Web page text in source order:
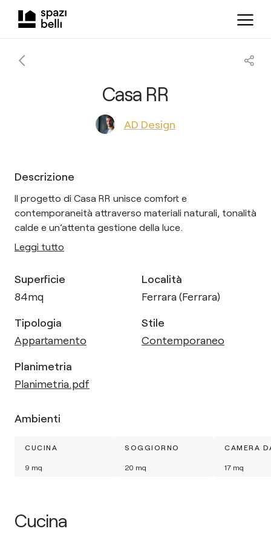
Casa RR
AD Design
Descrizione
Il progetto di Casa RR unisce comfort e
contemporaneità attraverso materiali naturali, tonalità
calde e un’attenta gestione della luce.
Leggi tutto
Superficie
84mq
Località
Ferrara (Ferrara)
Tipologia
Appartamento
Stile
Contemporaneo
Planimetria
Planimetria.pdf
Ambienti
CUCINA
9 mq
SOGGIORNO
20 mq
CAMERA
17 mq
Cucina